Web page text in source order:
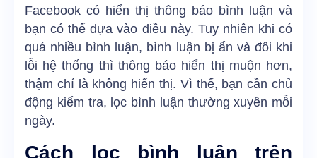
Facebook có hiển thị thông báo bình luận và
bạn có thể dựa vào điều này. Tuy nhiên khi có
quá nhiều bình luận, bình luận bị ẩn và đôi khi
lỗi hệ thống thì thông báo hiển thị muộn hơn,
thậm chí là không hiển thị. Vì thế, bạn cần chủ
động kiểm tra, lọc bình luận thường xuyên mỗi
ngày.
Cách lọc bình luận trên